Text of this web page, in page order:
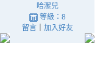
哈潔兒
等級：8
留言｜ 加入好友